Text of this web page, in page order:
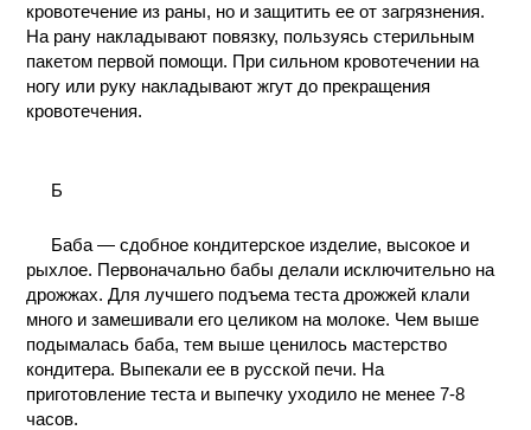
кровотечение из раны, но и защитить ее от загрязнения.
На рану накладывают повязку, пользуясь стерильным
пакетом первой помощи. При сильном кровотечении на
ногу или руку накладывают жгут до прекращения
кровотечения.
Б
Баба — сдобное кондитерское изделие, высокое и
рыхлое. Первоначально бабы делали исключительно на
дрожжах. Для лучшего подъема теста дрожжей клали
много и замешивали его целиком на молоке. Чем выше
подымалась баба, тем выше ценилось мастерство
кондитера. Выпекали ее в русской печи. На
приготовление теста и выпечку уходило не менее 7-8
часов.